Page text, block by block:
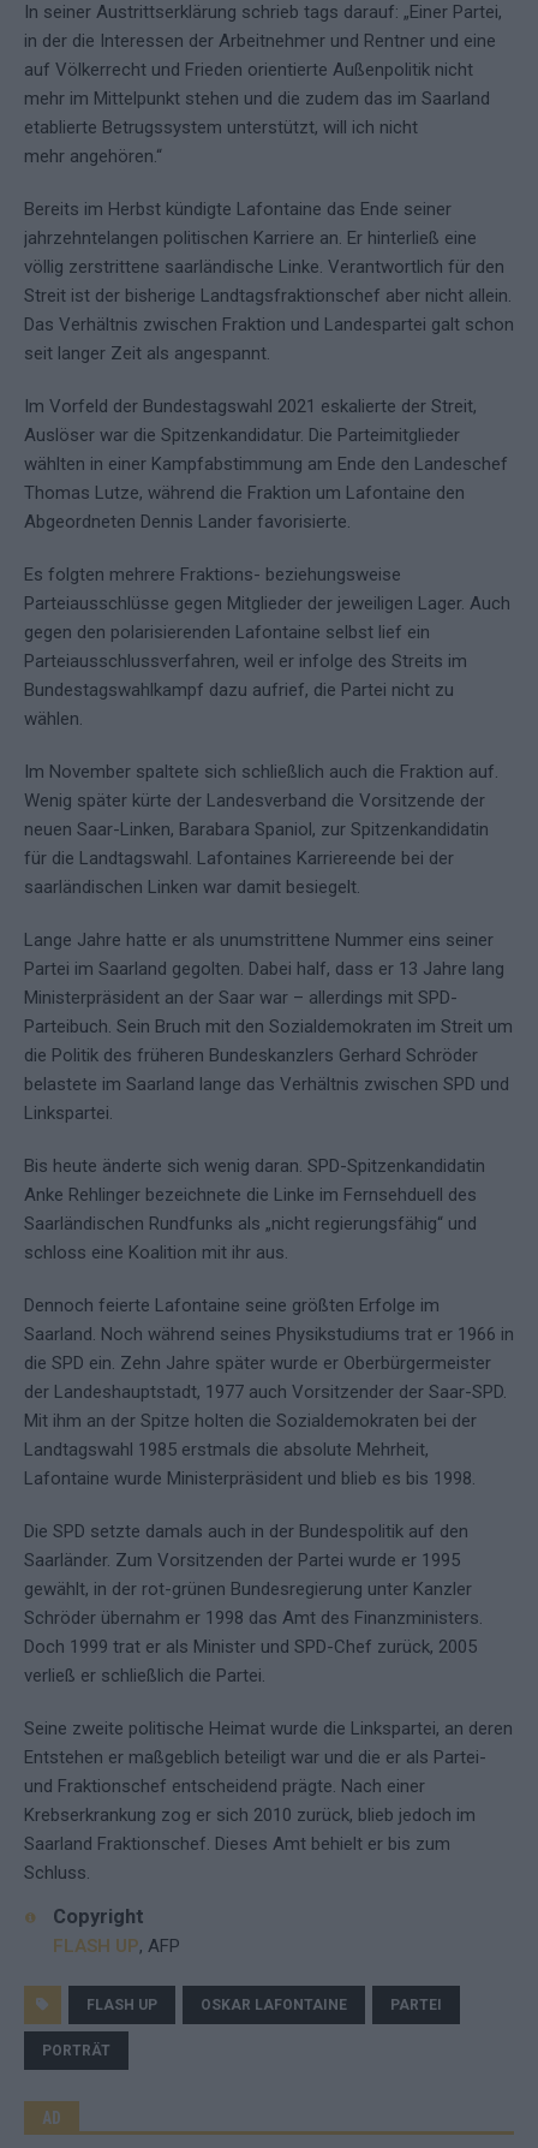
In seiner Austrittserklärung schrieb tags darauf: „Einer Partei,
in der die Interessen der Arbeitnehmer und Rentner und eine
auf Völkerrecht und Frieden orientierte Außenpolitik nicht
mehr im Mittelpunkt stehen und die zudem das im Saarland
etablierte Betrugssystem unterstützt, will ich nicht
mehr angehören.“
Bereits im Herbst kündigte Lafontaine das Ende seiner
jahrzehntelangen politischen Karriere an. Er hinterließ eine
völlig zerstrittene saarländische Linke. Verantwortlich für den
Streit ist der bisherige Landtagsfraktionschef aber nicht allein.
Das Verhältnis zwischen Fraktion und Landespartei galt schon
seit langer Zeit als angespannt.
Im Vorfeld der Bundestagswahl 2021 eskalierte der Streit,
Auslöser war die Spitzenkandidatur. Die Parteimitglieder
wählten in einer Kampfabstimmung am Ende den Landeschef
Thomas Lutze, während die Fraktion um Lafontaine den
Abgeordneten Dennis Lander favorisierte.
Es folgten mehrere Fraktions- beziehungsweise
Parteiausschlüsse gegen Mitglieder der jeweiligen Lager. Auch
gegen den polarisierenden Lafontaine selbst lief ein
Parteiausschlussverfahren, weil er infolge des Streits im
Bundestagswahlkampf dazu aufrief, die Partei nicht zu
wählen.
Im November spaltete sich schließlich auch die Fraktion auf.
Wenig später kürte der Landesverband die Vorsitzende der
neuen Saar-Linken, Barabara Spaniol, zur Spitzenkandidatin
für die Landtagswahl. Lafontaines Karriereende bei der
saarländischen Linken war damit besiegelt.
Lange Jahre hatte er als unumstrittene Nummer eins seiner
Partei im Saarland gegolten. Dabei half, dass er 13 Jahre lang
Ministerpräsident an der Saar war – allerdings mit SPD-
Parteibuch. Sein Bruch mit den Sozialdemokraten im Streit um
die Politik des früheren Bundeskanzlers Gerhard Schröder
belastete im Saarland lange das Verhältnis zwischen SPD und
Linkspartei.
Bis heute änderte sich wenig daran. SPD-Spitzenkandidatin
Anke Rehlinger bezeichnete die Linke im Fernsehduell des
Saarländischen Rundfunks als „nicht regierungsfähig“ und
schloss eine Koalition mit ihr aus.
Dennoch feierte Lafontaine seine größten Erfolge im
Saarland. Noch während seines Physikstudiums trat er 1966 in
die SPD ein. Zehn Jahre später wurde er Oberbürgermeister
der Landeshauptstadt, 1977 auch Vorsitzender der Saar-SPD.
Mit ihm an der Spitze holten die Sozialdemokraten bei der
Landtagswahl 1985 erstmals die absolute Mehrheit,
Lafontaine wurde Ministerpräsident und blieb es bis 1998.
Die SPD setzte damals auch in der Bundespolitik auf den
Saarländer. Zum Vorsitzenden der Partei wurde er 1995
gewählt, in der rot-grünen Bundesregierung unter Kanzler
Schröder übernahm er 1998 das Amt des Finanzministers.
Doch 1999 trat er als Minister und SPD-Chef zurück, 2005
verließ er schließlich die Partei.
Seine zweite politische Heimat wurde die Linkspartei, an deren
Entstehen er maßgeblich beteiligt war und die er als Partei-
und Fraktionschef entscheidend prägte. Nach einer
Krebserkrankung zog er sich 2010 zurück, blieb jedoch im
Saarland Fraktionschef. Dieses Amt behielt er bis zum
Schluss.
Copyright
FLASH UP, AFP
FLASH UP OSKAR LAFONTAINE PARTEI
PORTRÄT
AD